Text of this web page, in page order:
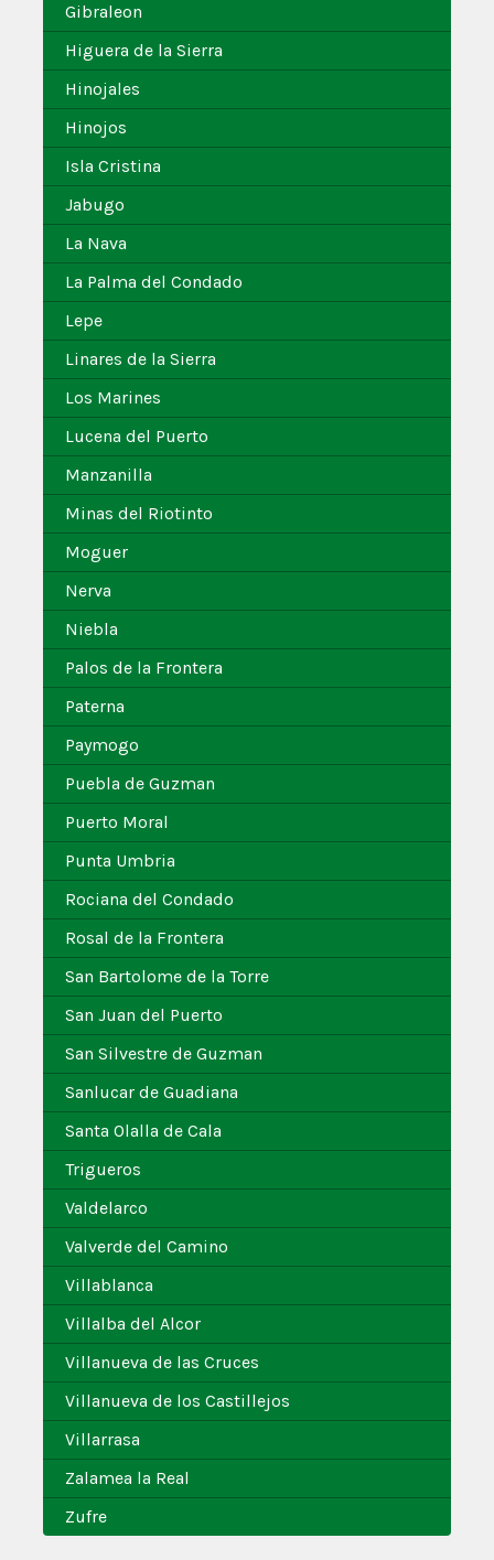
Gibraleon
Higuera de la Sierra
Hinojales
Hinojos
Isla Cristina
Jabugo
La Nava
La Palma del Condado
Lepe
Linares de la Sierra
Los Marines
Lucena del Puerto
Manzanilla
Minas del Riotinto
Moguer
Nerva
Niebla
Palos de la Frontera
Paterna
Paymogo
Puebla de Guzman
Puerto Moral
Punta Umbria
Rociana del Condado
Rosal de la Frontera
San Bartolome de la Torre
San Juan del Puerto
San Silvestre de Guzman
Sanlucar de Guadiana
Santa Olalla de Cala
Trigueros
Valdelarco
Valverde del Camino
Villablanca
Villalba del Alcor
Villanueva de las Cruces
Villanueva de los Castillejos
Villarrasa
Zalamea la Real
Zufre